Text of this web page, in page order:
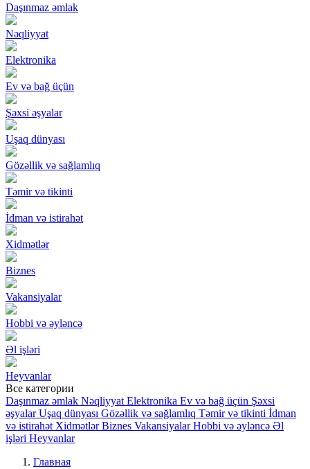
Daşınmaz əmlak
Nəqliyyat
Elektronika
Ev və bağ üçün
Şəxsi əşyalar
Uşaq dünyası
Gözəllik və sağlamlıq
Təmir və tikinti
İdman və istirahət
Xidmətlər
Biznes
Vakansiyalar
Hobbi və əyləncə
Əl işləri
Heyvanlar
Все категории
Daşınmaz əmlak Nəqliyyat Elektronika Ev və bağ üçün Şəxsi
əşyalar Uşaq dünyası Gözəllik və sağlamlıq Təmir və tikinti İdman
və istirahət Xidmətlər Biznes Vakansiyalar Hobbi və əyləncə Əl
işləri Heyvanlar
Главная